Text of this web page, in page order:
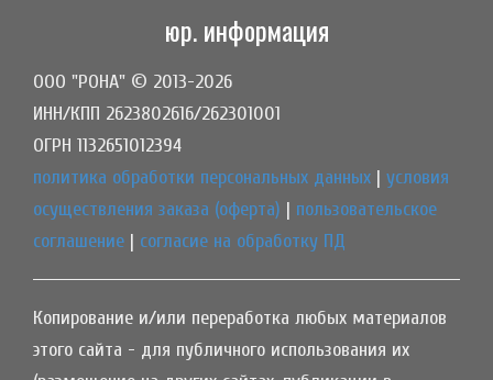
юр. информация
ООО "РОНА" © 2013-2026
ИНН/КПП 2623802616/262301001
ОГРН 1132651012394
политика обработки персональных данных | условия
осуществления заказа (оферта) | пользовательское
соглашение | согласие на обработку ПД
Копирование и/или переработка любых материалов
этого сайта - для публичного использования их